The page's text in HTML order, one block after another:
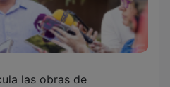
5 metros de altura
cubierta de una